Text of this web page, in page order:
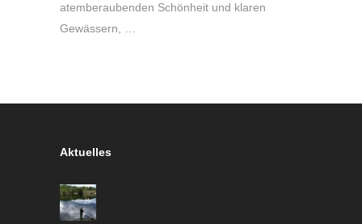
atemberaubenden Schönheit und klaren
Gewässern, …
Aktuelles